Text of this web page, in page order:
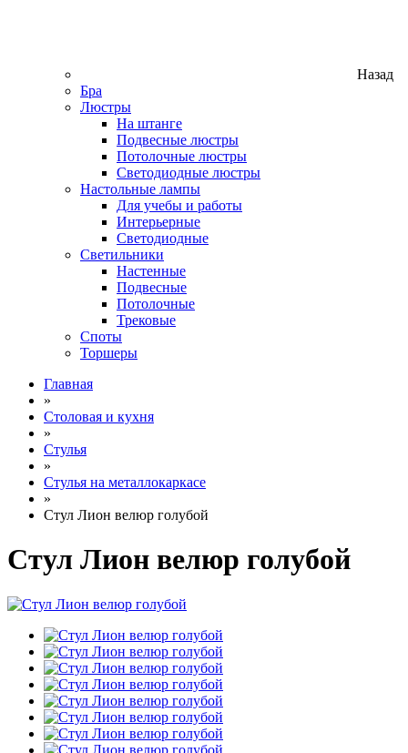
Назад
Бра
Люстры
На штанге
Подвесные люстры
Потолочные люстры
Светодиодные люстры
Настольные лампы
Для учебы и работы
Интерьерные
Светодиодные
Светильники
Настенные
Подвесные
Потолочные
Трековые
Споты
Торшеры
Главная
»
Столовая и кухня
»
Стулья
»
Стулья на металлокаркасе
»
Стул Лион велюр голубой
Стул Лион велюр голубой